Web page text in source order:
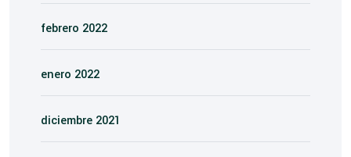
febrero 2022
enero 2022
diciembre 2021